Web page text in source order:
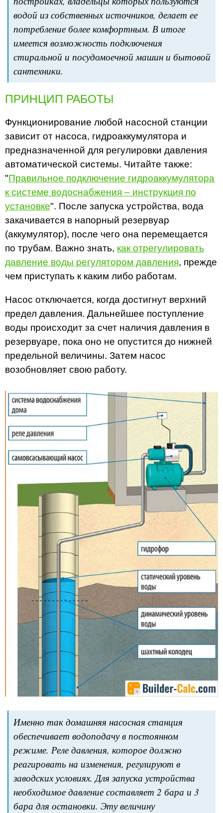
водой из собственных источников, делает ее
потребление более комфортным. В итоге
имеется возможность подключения
стиральной и посудомоечной машин и бытовой
сантехники.
ПРИНЦИП РАБОТЫ
Функционирование любой насосной станции
зависит от насоса, гидроаккумулятора и
предназначенной для регулировки давления
автоматической системы. Читайте также:
"Правильное подключение гидроаккумулятора
к системе водоснабжения – инструкция по
установке". После запуска устройства, вода
закачивается в напорный резервуар
(аккумулятор), после чего она перемещается
по трубам. Важно знать, как отрегулировать
давление воды регулятором давления, прежде
чем приступать к каким либо работам.
Насос отключается, когда достигнут верхний
предел давления. Дальнейшее поступление
воды происходит за счет наличия давления в
резервуаре, пока оно не опустится до нижней
предельной величины. Затем насос
возобновляет свою работу.
Именно так домашняя насосная станция
обеспечивает водоподачу в постоянном
режиме. Реле давления, которое должно
реагировать на изменения, регулируют в
заводских условиях. Для запуска устройства
необходимое давление составляет 2 бара и 3
бара для остановки. Эту величину